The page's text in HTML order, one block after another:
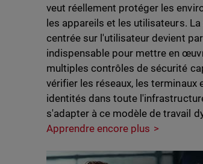
veut réellement protéger les
les appareils et les utilisateurs.
centrée sur l'utilisateur devient
indispensable pour mettre en
multiples contrôles de sécurité
vérifier les réseaux, les terminaux
identités dans toute
s'adapter à ce modèle de travail
Apprendre encore plus